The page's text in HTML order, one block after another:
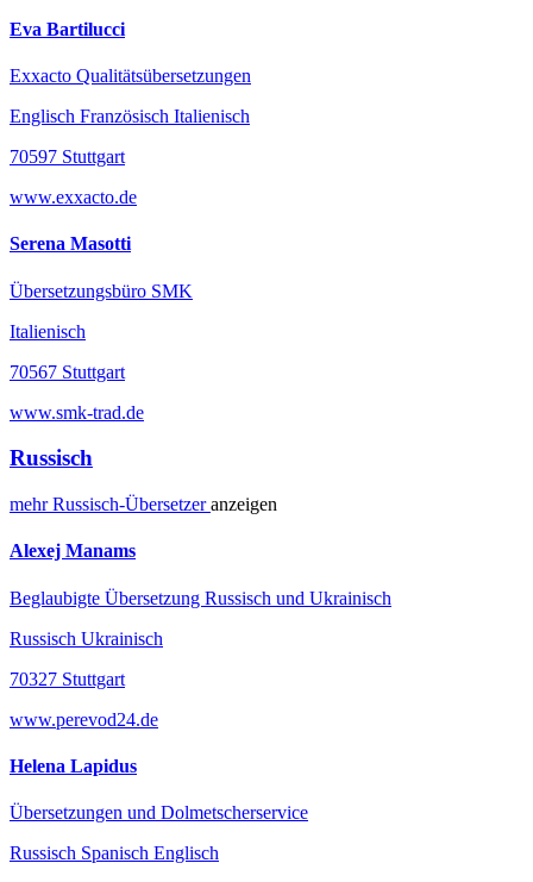
Eva Bartilucci
Exxacto Qualitätsübersetzungen
Englisch Französisch Italienisch
70597 Stuttgart
www.exxacto.de
Serena Masotti
Übersetzungsbüro SMK
Italienisch
70567 Stuttgart
www.smk-trad.de
Russisch
mehrRussisch-Übersetzeranzeigen
Alexej Manams
Beglaubigte Übersetzung Russisch und Ukrainisch
Russisch Ukrainisch
70327 Stuttgart
www.perevod24.de
Helena Lapidus
Übersetzungen und Dolmetscherservice
Russisch Spanisch Englisch